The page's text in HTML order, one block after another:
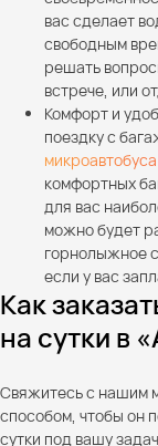
вас сделает
свободным
решать
встрече, или
Комфорт и
поездку с
комфортных
для вас
можно будет
горнолыжное
если у вас
Как
на сутки в
Свяжитесь с нашим
способом, чтобы он
сутки под вашу